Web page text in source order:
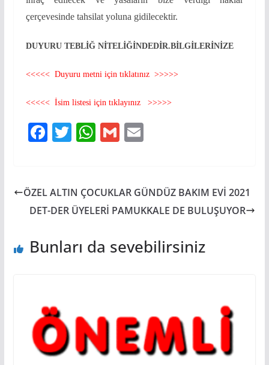
çerçevesinde tahsilat yoluna gidilecektir.
DUYURU TEBLİĞ NİTELİĞİNDEDİR.BİLGİLERİNİZE
<<<<< Duyuru metni için tıklatınız >>>>>
<<<<< İsim listesi için tıklayınız >>>>>
F
e
b
o
T
er
W
s
A
p
G
l
E
l
ÖZEL ALTIN ÇOCUKLAR GÜNDÜZ BAKIM EVİ 2021
DET-DER ÜYELERİ PAMUKKALE DE BULUŞUYOR
Bunları da sevebilirsiniz